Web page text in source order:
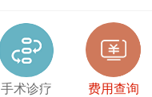
手术诊疗 费用查询